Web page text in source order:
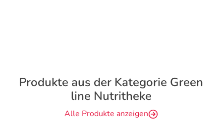
Produkte aus der Kategorie Green
line Nutritheke
Alle Produkte anzeigen